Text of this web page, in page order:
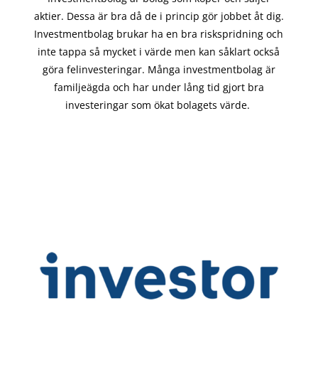
aktier. Dessa är bra då de i princip görjobbet åt dig.
Investmentbolag brukar ha en bra riskspridning och
inte tappa så mycket i värde men kan såklart också
göra felinvesteringar. Många investmentbolag är
familjeägda och har under lång tid gjort bra
investeringar som ökat bolagets värde.